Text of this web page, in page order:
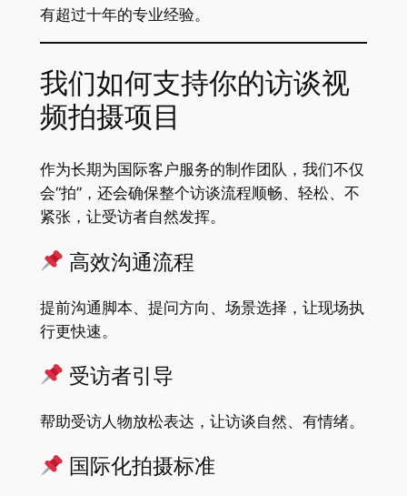
有超过十年的专业经验。
我们如何支持你的访谈视
频拍摄项目
作为长期为国际客户服务的制作团队，我们不仅
会“拍”，还会确保整个访谈流程顺畅、轻松、不
紧张，让受访者自然发挥。
高效沟通流程
提前沟通脚本、提问方向、场景选择，让现场执
行更快速。
受访者引导
帮助受访人物放松表达，让访谈自然、有情绪。
国际化拍摄标准